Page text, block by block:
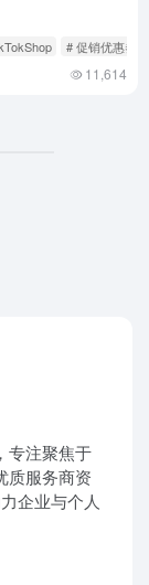
# 促销优惠券
11,614
专注聚焦于
质服务商资
企业与个人